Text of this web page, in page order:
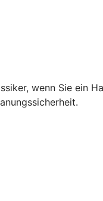
wenn Sie ein